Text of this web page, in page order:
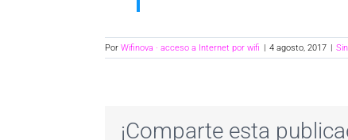
Por Wifinova · acceso a Internet por wifi | 4 agosto, 2017 |
¡Comparte esta